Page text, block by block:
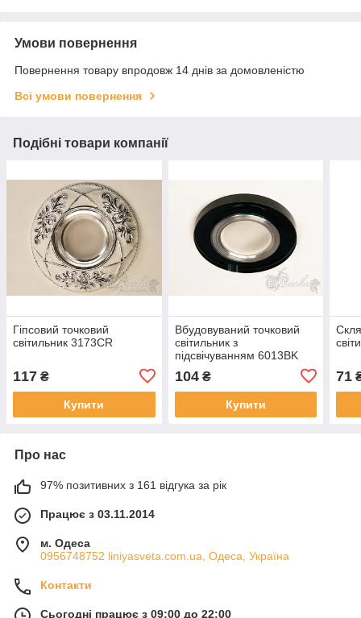
Умови повернення
Повернення товару впродовж 14 днів за домовленістю
Всі умови повернення
Подібні товари компанії
Гіпсовий точковий
світильник 3173CR
117 ₴
Купити
Вбудовуваний точковий
світильник з
підсвічуванням 6013BK
104₴
Купити
71
Про нас
97% позитивних з 161 відгука за рік
Працює з 03.11.2014
м. Одеса
0956748752 liniyasveta.com.ua, Одеса, Україна
Контакти
Сьогодні працює з 09:00 до 22:00